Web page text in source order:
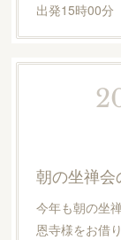
出発15時00
今年も朝の坐
恩寺様をお借